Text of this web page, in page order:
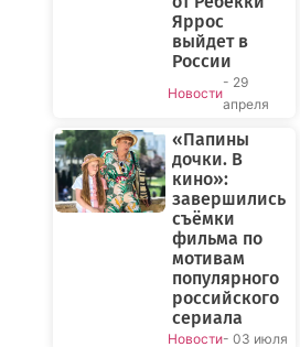
Яррос
выйдет в
России
Новости
- 29
апреля
«Папины
дочки. В
кино»:
завершились
съёмки
фильма по
мотивам
популярного
российского
сериала
Новости- 03 июля